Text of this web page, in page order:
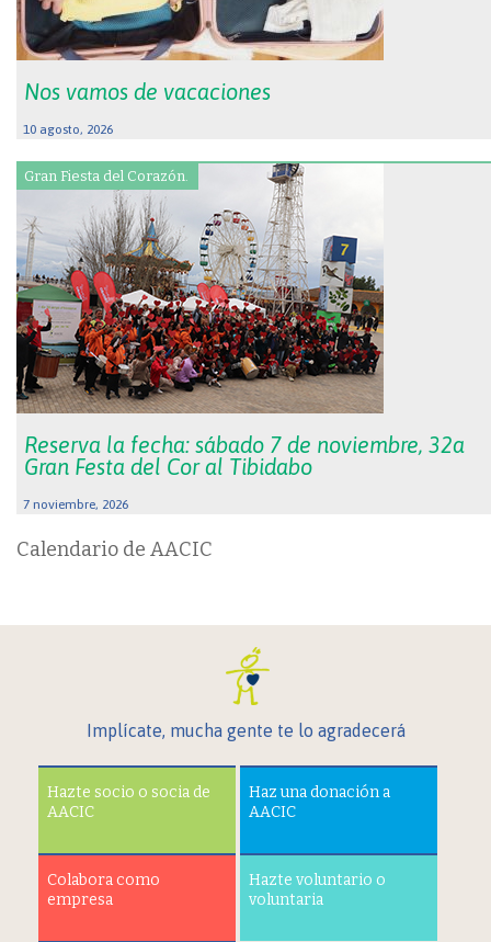
Nos vamos de vacaciones
10 agosto, 2026
Gran Fiesta del Corazón.
Reserva la fecha: sábado 7 de noviembre, 32a
Gran Festa del Cor al Tibidabo
7 noviembre, 2026
Calendario de AACIC
Implícate, mucha gente te lo agradecerá
Hazte socio o socia de
AACIC
Haz una donación a
AACIC
Colabora como
empresa
Hazte voluntario o
voluntaria